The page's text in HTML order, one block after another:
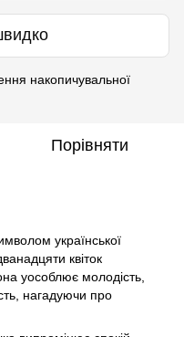
накопичувальної
Порівняти
української
квіток
уособлює молодість,
нагадуючи про